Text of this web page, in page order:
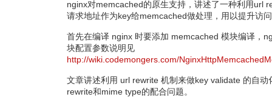
nginx对memcached的原生支持，讲述了一种利用url
请求地址作为key给memcached做处理，用以提升访
首先在编译 nginx 时要添加 memcached 模块编译，
块配置参数说明见
http://wiki.codemongers.com/
文章讲述利用 url rewrite 机制来做key validate 的自动
rewrite和mime type的配合问题。